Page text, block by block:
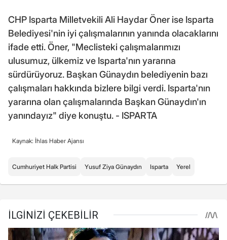
CHP Isparta Milletvekili Ali Haydar Öner ise Isparta
Belediyesi'nin iyi çalışmalarının yanında olacaklarını
ifade etti. Öner, "Meclisteki çalışmalarımızı
ulusumuz, ülkemiz ve Isparta'nın yararına
sürdürüyoruz. Başkan Günaydın belediyenin bazı
çalışmaları hakkında bizlere bilgi verdi. Isparta'nın
yararına olan çalışmalarında Başkan Günaydın'ın
yanındayız" diye konuştu. - ISPARTA
Kaynak: İhlas Haber Ajansı
Cumhuriyet Halk Partisi Yusuf Ziya Günaydın Isparta Yerel